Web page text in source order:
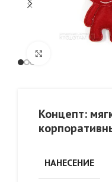
Концепт:
НАНЕСЕНИЕ